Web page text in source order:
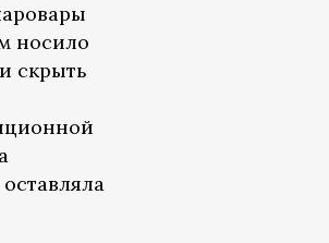
носило
скрыть